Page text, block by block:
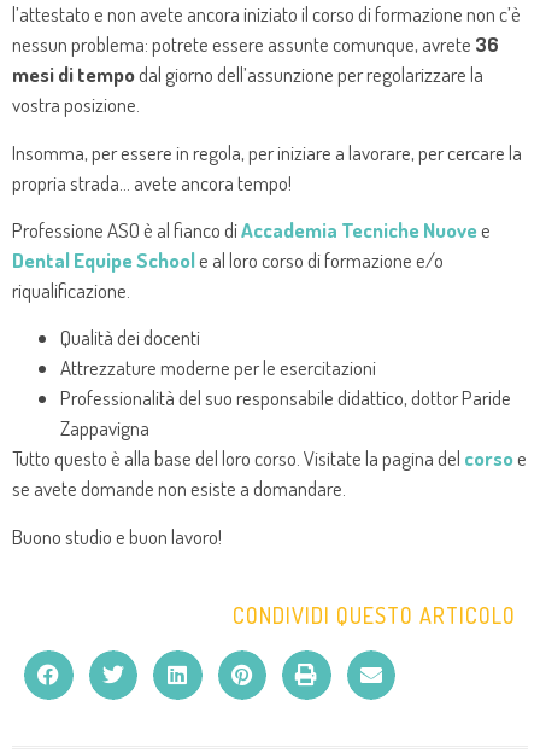
l’attestato e non avete ancora iniziato il corso di formazione non c’è
nessun problema: potrete essere assunte comunque, avrete 36
mesi di tempodal giorno dell’assunzione per regolarizzare la
vostra posizione.
Insomma, per essere in regola, per iniziare a lavorare, per cercare la
propria strada… avete ancora tempo!
Professione ASO è al fianco diAccademia Tecniche Nuovee
Dental Equipe Schoole al loro corso di formazione e/o
riqualificazione.
Qualità dei docenti
Attrezzature moderne per le esercitazioni
Professionalità del suo responsabile didattico, dottor Paride
Zappavigna
Tutto questo è alla base del loro corso. Visitate la pagina del corsoe
se avete domande non esiste a domandare.
Buono studio e buon lavoro!
CONDIVIDI QUESTO ARTICOLO